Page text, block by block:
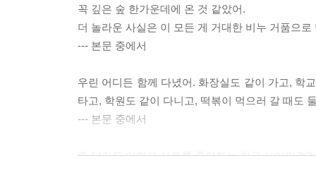
꼭 깊은 숲 한가운데에 온 것 같았어.
더 놀라운 사실은 이 모든 게 거대한 비누 거품으로
--- 본문 중에서
우린 어디든 함께 다녔어. 화장실도 같이 가고, 학
타고, 학원도 같이 다니고, 떡볶이 먹으러 갈 때도
--- 본문 중에서
좀 달라도 이렇게 서로를 좋아하는 친구 사이인걸?